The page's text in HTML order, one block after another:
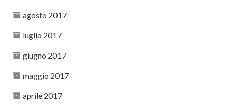
agosto 2017
luglio 2017
giugno 2017
maggio 2017
aprile 2017